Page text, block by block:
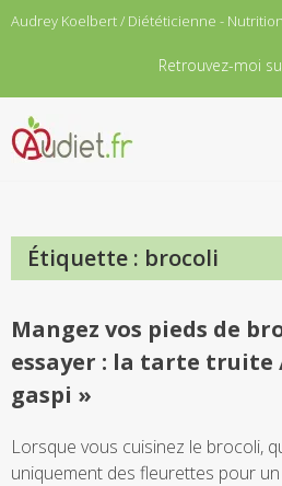
SkipAudrey Koelbert / Diététicienne -
Retrouvez-moi
Étiquette : brocoli
Mangez vos pieds de
essayer : la tarte truite
gaspi »
Lorsque vous cuisinez le brocoli,
uniquement des fleurettes pour